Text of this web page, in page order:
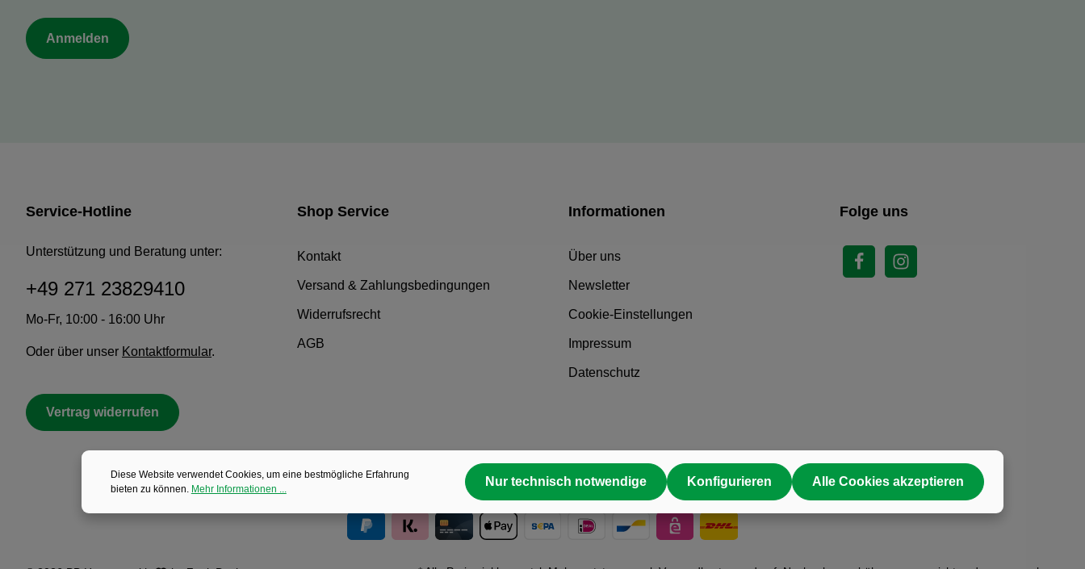
Anmelden
Service-Hotline
Unterstützung und Beratung unter:
+49 271 23829410
Mo-Fr, 10:00 - 16:00 Uhr
Oder über unser Kontaktformular.
Vertrag widerrufen
Shop Service
Kontakt
Versand & Zahlungsbedingungen
Widerrufsrecht
AGB
Informationen
Über uns
Newsletter
Cookie-Einstellungen
Impressum
Datenschutz
Folge uns
Diese Website verwendet Cookies, um eine bestmögliche Erfahrung
bieten zu können. Mehr Informationen ...
Nur technisch notwendige Konfigurieren Alle Cookies akzeptieren